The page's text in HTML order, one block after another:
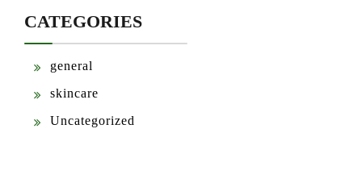
CATEGORIES
general
skincare
Uncategorized